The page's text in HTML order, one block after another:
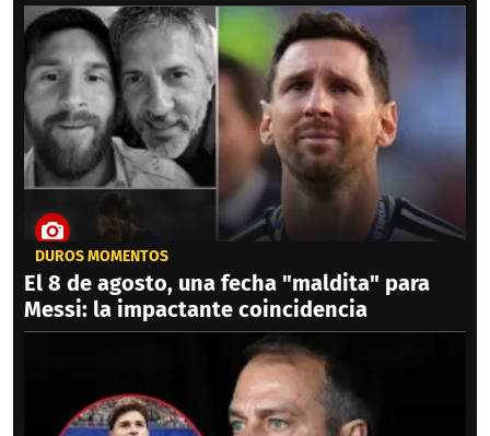
DUROS MOMENTOS
El 8 de agosto, una fecha "maldita" para
Messi: la impactante coincidencia